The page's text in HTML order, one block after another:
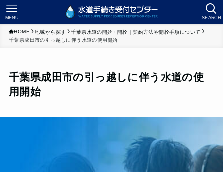
SEARCH
MENU
HOME 地域から探す
千葉県水道の開始・開栓｜契約方法や開栓手順について
千葉県成田市の引っ越しに伴う水道の使用開始
千葉県成田市の引っ越しに伴う水道の使
用開始